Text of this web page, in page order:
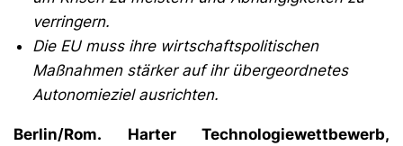
verringern.
Die EU muss ihre wirtschaftspolitischen
Maßnahmen stärker auf ihr übergeordnetes
Autonomieziel ausrichten.
Berlin/Rom. Harter Technologiewettbewerb,